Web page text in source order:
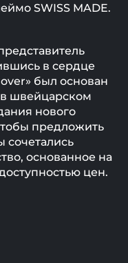
SWISS MADE.
в сердце
был основан
швейцарском
нового
предложить
сочетались
основанное на
цен.